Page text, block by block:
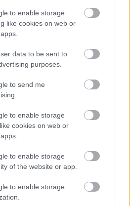
to enable storage
like cookies on web or
data to be sent to
purposes.
to send me
to enable storage
cookies on web or
to enable storage
of the website or app.
to enable storage
molestias
pueda contar con los servicios
muscular en la derrota ante
por los rojillos en el mercado de
partidos (7 cómo titular) en los que
en su visita a Montilivi en un
un pinchazo en el aductor y
en el minuto 34 por Pablo Martín.